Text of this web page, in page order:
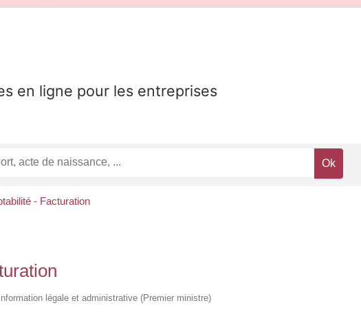
en ligne pour les entreprises
- Facturation
légale et administrative (Premier ministre)